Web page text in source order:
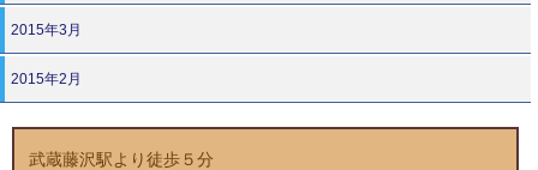
2015年3月
2015年2月
武蔵藤沢駅より徒歩５分